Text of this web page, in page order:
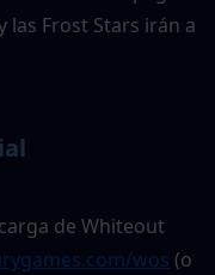
Frost Stars irán a
de Whiteout
wos (o